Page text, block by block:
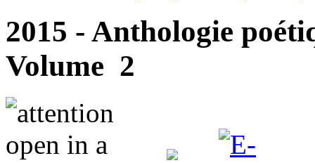
2015 - Anthologie
Volume 2